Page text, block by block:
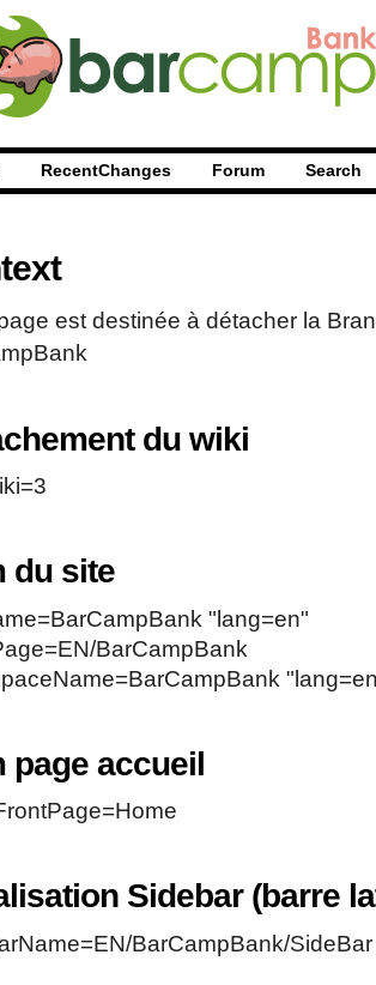
RecentChanges Forum Search
est destinée à détacher la
du wiki
du site
"lang=en"
BarCampBank
page accueil
Sidebar (barre
BarCampBank/SideBar